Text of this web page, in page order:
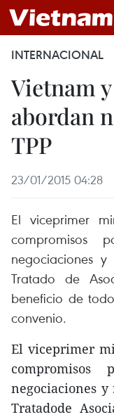
INTERNACIONAL
Vietnam
abordan
TPP
23/01/2015 04:28
El viceprimer
compromisos
negociaciones
Tratado de
beneficio de
convenio.
El viceprimer
compromisos
negociaciones
Tratadode